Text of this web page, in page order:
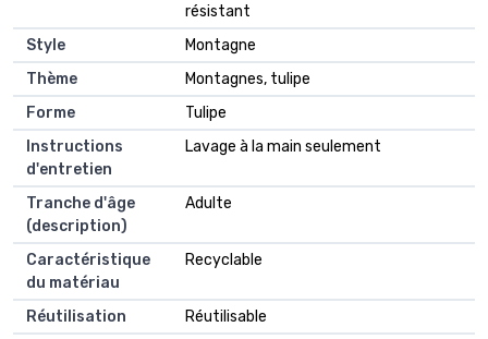
résistant
Style
Montagne
Thème
Montagnes, tulipe
Forme
Tulipe
Instructions
d'entretien
Lavage à la main seulement
Tranche d'âge
(description)
Adulte
Caractéristique
du matériau
Recyclable
Réutilisation Réutilisable